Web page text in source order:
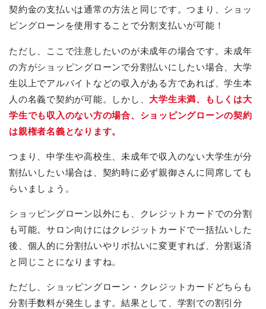
契約金の支払いは通常の方法と同じです。つまり、ショッ
ピングローンを使用することで分割支払いが可能！
ただし、ここで注意したいのが未成年の場合です。未成年
の方がショッピングローンで分割払いにしたい場合、大学
生以上でアルバイトなどの収入がある方であれば、学生本
人の名義で契約が可能。しかし、 大学生未満、もしくは大
学生でも収入のない方の場合、ショッピングローンの契約
は親権者名義となります。
つまり、中学生や高校生、未成年で収入のない大学生が分
割払いしたい場合は、契約時に必ず親御さんに同席しても
らいましょう。
ショッピングローン以外にも、クレジットカードでの分割
も可能。サロン向けにはクレジットカードで一括払いした
後、個人的に分割払いやリボ払いに変更すれば、分割返済
と同じことになりますね。
ただし、ショッピングローン・クレジットカードどちらも
分割手数料が発生します。結果として、学割での割引分